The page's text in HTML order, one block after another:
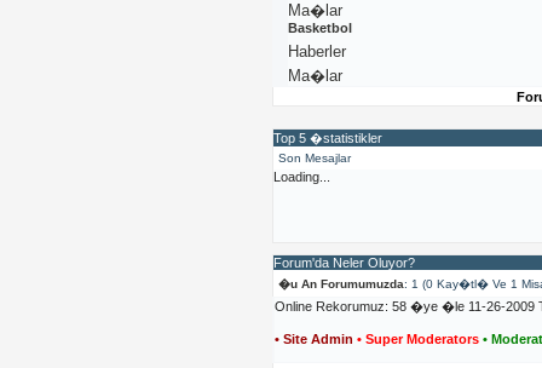
Ma�lar
Basketbol
Haberler
Ma�lar
Top 5 �statistikler
Son Mesajlar
Loading...
Forum'da Neler Oluyor?
�u An Forumumuzda: 1 (0 Kay�tl� Ve 1
Online Rekorumuz: 58 �ye �le 11-26-
• Site Admin • Super Moderators •